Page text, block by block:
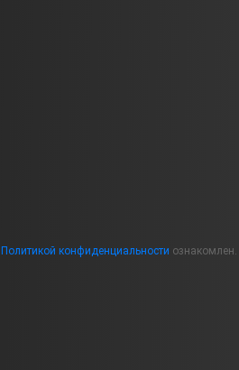
Политикой конфиденциальности ознакомлен.